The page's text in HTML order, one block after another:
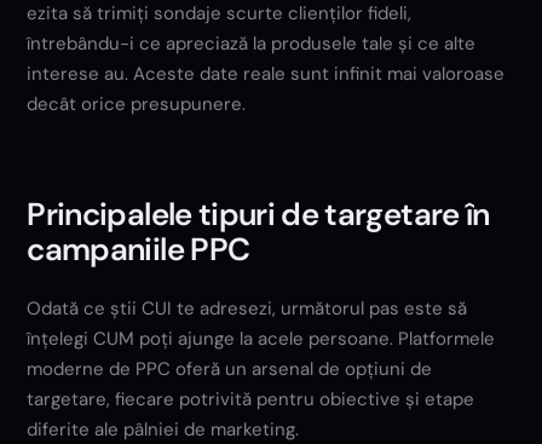
ezita să trimiți sondaje scurte clienților fideli,
întrebându-i ce apreciază la produsele tale și ce alte
interese au. Aceste date reale sunt infinit mai valoroase
decât orice presupunere.
Principalele tipuri de targetare în
campaniile PPC
Odată ce știi CUI te adresezi, următorul pas este să
înțelegi CUM poți ajunge la acele persoane. Platformele
moderne de PPC oferă un arsenal de opțiuni de
targetare, fiecare potrivită pentru obiective și etape
diferite ale pâlniei de marketing.